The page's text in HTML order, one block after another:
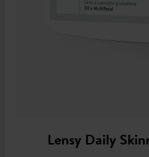
Lensy Daily